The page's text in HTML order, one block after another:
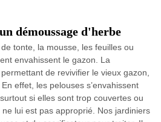
démoussage d'herbe
tonte, la mousse, les feuilles ou
envahissent le gazon. La
de revivifier le vieux gazon,
effet, les pelouses s’envahissent
si elles sont trop couvertes ou
lui est pas approprié. Nos jardiniers